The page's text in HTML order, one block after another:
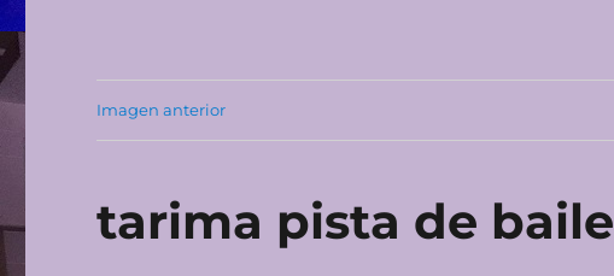
Imagen anterior
tarima pista de baile